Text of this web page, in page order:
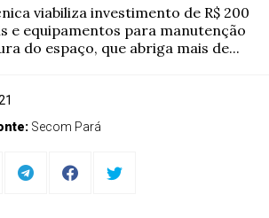
viabiliza investimento de R$ 200
e equipamentos para manutenção
do espaço, que abriga mais de...
Secom Pará